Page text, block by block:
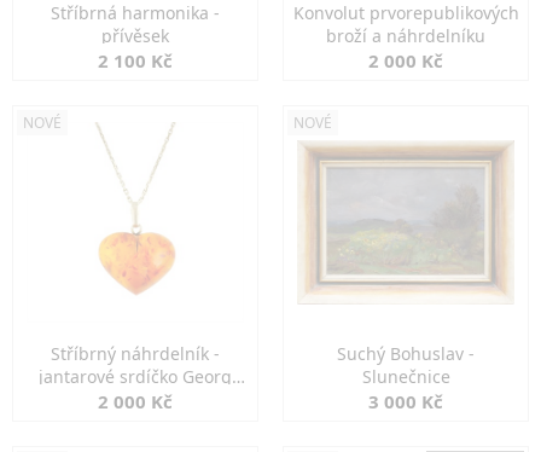
Stříbrná harmonika -
přívěsek
2 100 Kč
Konvolut prvorepublikových
broží a náhrdelníku
2 000 Kč
NOVÉ
Stříbrný náhrdelník -
jantarové srdíčko Georg
Kramer
2 000 Kč
NOVÉ
Suchý Bohuslav -
Slunečnice
3 000 Kč